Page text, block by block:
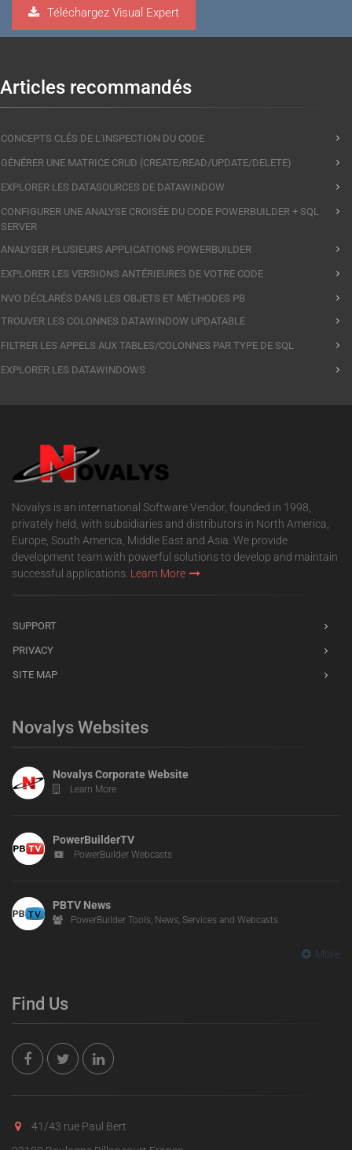
Visual Expert.AI
Téléchargez Visual Expert
Articles recommandés
CONCEPTS CLÉS DE L'INSPECTION DU CODE
GÉNÉRER UNE MATRICE CRUD (CREATE/READ/UPDATE/DELETE)
EXPLORER LES DATASOURCES DE DATAWINDOW
CONFIGURER UNE ANALYSE CROISÉE DU CODE POWERBUILDER + SQL
SERVER
ANALYSER PLUSIEURS APPLICATIONS POWERBUILDER
EXPLORER LES VERSIONS ANTÉRIEURES DE VOTRE CODE
NVO DÉCLARÉS DANS LES OBJETS ET MÉTHODES PB
TROUVER LES COLONNES DATAWINDOW UPDATABLE
FILTRER LES APPELS AUX TABLES/COLONNES PAR TYPE DE SQL
EXPLORER LES DATAWINDOWS
Novalys is an international Software Vendor, founded in 1998,
privately held, with subsidiaries and distributors in North America,
Europe, South America, Middle East and Asia. We provide
development team with powerful solutions to develop and maintain
successful applications. Learn More
SUPPORT
PRIVACY
SITE MAP
Novalys Websites
Novalys Corporate Website
Learn More
PowerBuilderTV
PowerBuilder Webcasts
PBTV News
PowerBuilder Tools, News, Services and Webcasts
More
Find Us
41/43 rue Paul Bert